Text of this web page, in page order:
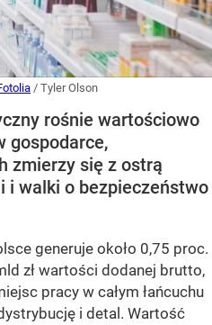
/ Tyler Olson
rośnie wartościowo
gospodarce,
zmierzy się z ostrą
i walki o bezpieczeństwo
generuje około 0,75 proc.
zł wartości dodanej brutto,
pracy w całym łańcuchu
i detal. Wartość